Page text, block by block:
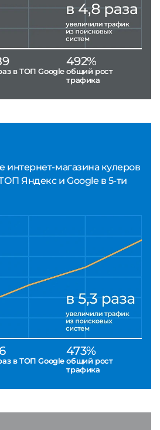
интернет-магазина кулеров
Яндекс и Google в 5-ти
в ТОП Google
473%
общий рост
трафика
в ТОП Google
492%
общий рост
трафика